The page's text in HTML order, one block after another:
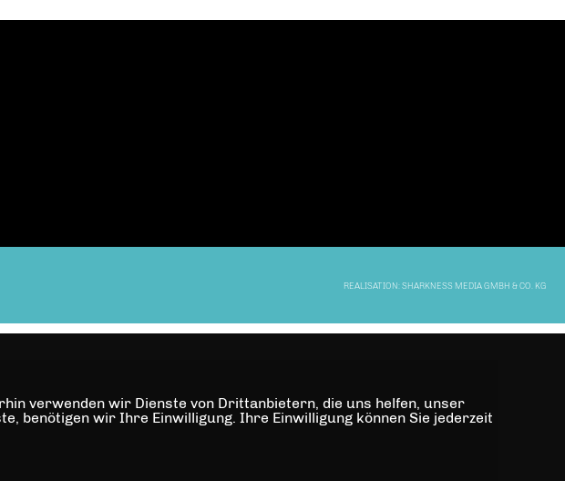
REALISATION: SHARKNESS MEDIA GMBH & CO. KG
verwenden wir Dienste von Drittanbietern, die uns helfen, unser
benötigen wir Ihre Einwilligung. Ihre Einwilligung können Sie jederzeit